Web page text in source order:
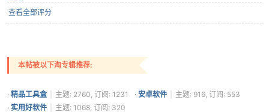
查看全部评分
本帖被以下淘专辑推荐:
· 精品工具盒 主题: 2760, 订阅: 1231 · 安卓软件
主题: 916, 订阅: 553
· 实用好软件 主题: 1068, 订阅: 320